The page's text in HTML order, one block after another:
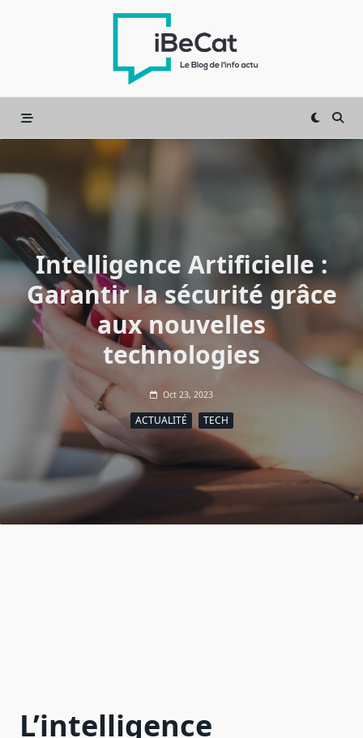
Intelligence Artificielle :
Garantir la sécurité grâce
aux nouvelles
technologies
Oct 23, 2023
ACTUALITÉ TECH
L’intelligence